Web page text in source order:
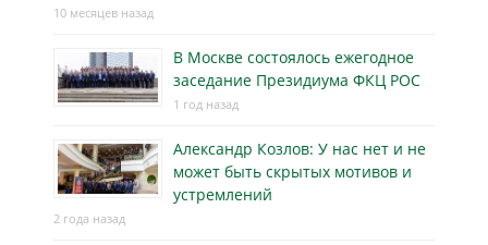
10 месяцев назад
В Москве состоялось ежегодное
заседание Президиума ФКЦ РОС
1 год назад
Александр Козлов: У нас нет и не
может быть скрытых мотивов и
устремлений
2 года назад